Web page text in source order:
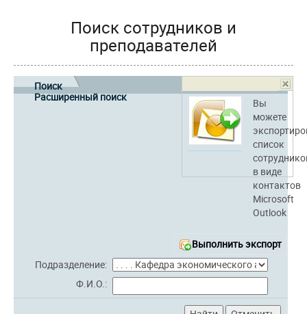
Поиск сотрудников и
преподавателей
Вы
можете
список
в виде
контактов
Microsoft
Outlook
Выполнить экспорт
Поиск
Расширенный поиск
Подразделение:
Ф.И.О.: